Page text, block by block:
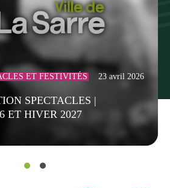
ET FESTIVITÉS 23 avril 2026
SPECTACLES |
ET HIVER 2027